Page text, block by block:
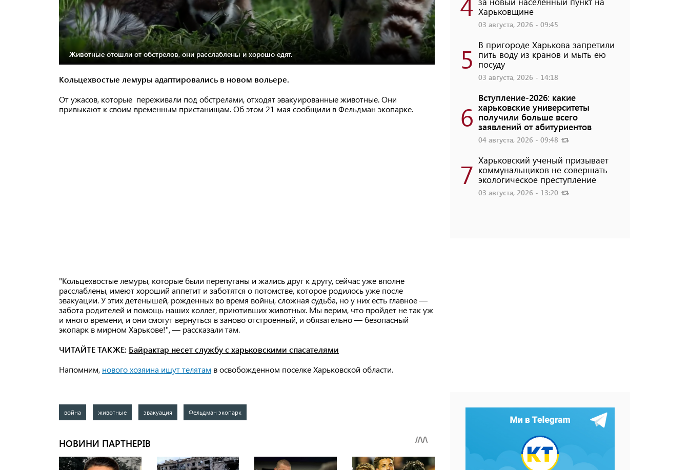
Животные отошли от обстрелов, они расслаблены и хорошо едят.
Кольцехвостые лемуры адаптировались в новом вольере.
От ужасов, которые переживали под обстрелами, отходят эвакуированные животные. Они
привыкают к своим временным пристанищам. Об этом 21 мая сообщили в Фельдман экопарке.
"Кольцехвостые лемуры, которые были перепуганы и жались друг к другу, сейчас уже вполне
расслаблены, имеют хороший аппетит и заботятся о потомстве, которое родилось уже после
эвакуации. У этих детенышей, рожденных во время войны, сложная судьба, но у них есть главное —
забота родителей и помощь наших коллег, приютивших животных. Мы верим, что пройдет не так уж
и много времени, и они смогут вернуться в заново отстроенный, и обязательно — безопасный
экопарк в мирном Харькове!", — рассказали там.
ЧИТАЙТЕ ТАКЖЕ: Байрактар несет службу с харьковскими спасателями
Напомним, нового хозяина ищут телятам в освобожденном поселке Харьковской области.
война животные эвакуация Фельдман экопарк
Харьковщине
03 августа, 2026 - 09:45
5 В пригороде Харькова запретили
пить воду из кранов и мыть ею
посуду
03 августа, 2026 - 14:18
6
Вступление-2026: какие
харьковские университеты
получили больше всего
заявлений от абитуриентов
04 августа, 2026 - 09:48
7 Харьковский ученый призывает
коммунальщиков не совершать
экологическое преступление
03 августа, 2026 - 13:20